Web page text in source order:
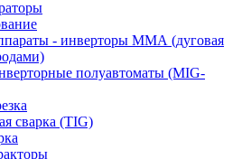
- инверторы ММА (дуговая
полуавтоматы (MIG-
сварка (TIG)